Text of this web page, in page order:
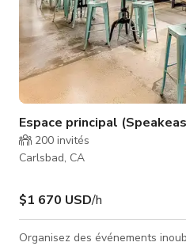
Espace principal
200 invités
Carlsbad, CA
$1 670 USD/h
Organisez des événements